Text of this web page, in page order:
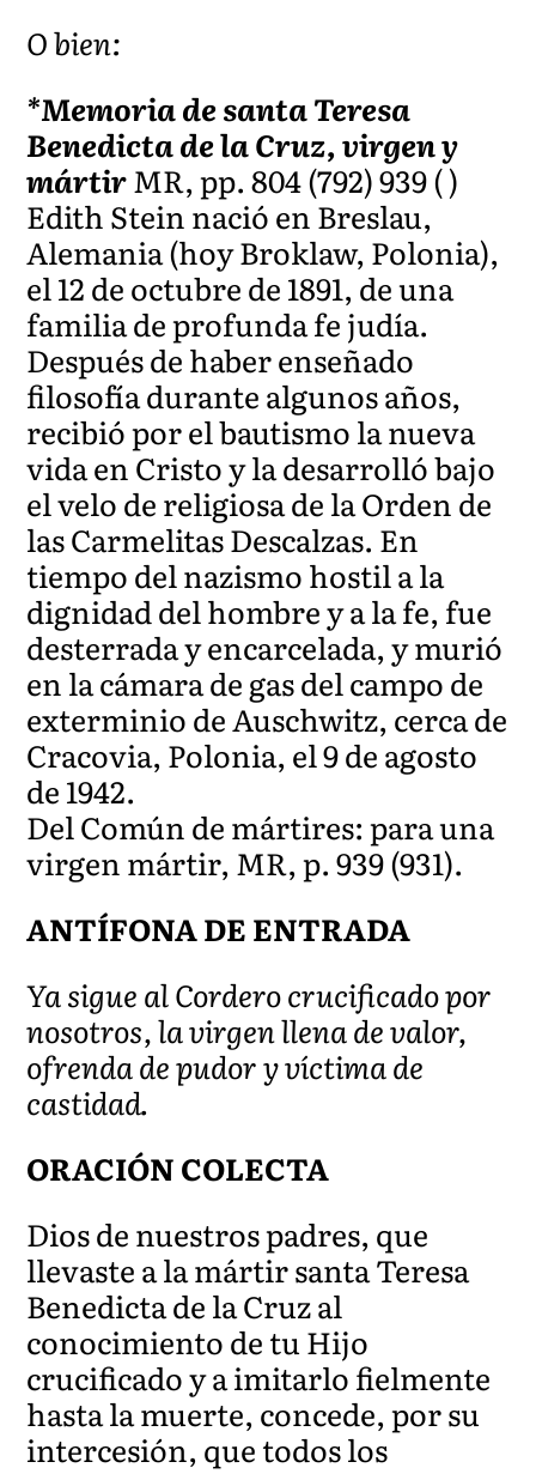
O bien:
*Memoria de santa Teresa
Benedicta de la Cruz, virgen y
mártirMR, pp. 804 (792) 939 ( )
Edith Stein nació en Breslau,
Alemania (hoy Broklaw, Polonia),
el 12 de octubre de 1891, de una
familia de profunda fe judía.
Después de haber enseñado
filosofía durante algunos años,
recibió por el bautismo la nueva
vida en Cristo y la desarrolló bajo
el velo de religiosa de la Orden de
las Carmelitas Descalzas. En
tiempo del nazismo hostil a la
dignidad del hombre y a la fe, fue
desterrada y encarcelada, y murió
en la cámara de gas del campo de
exterminio de Auschwitz, cerca de
Cracovia, Polonia, el 9 de agosto
de 1942.
Del Común de mártires: para una
virgen mártir, MR, p. 939 (931).
ANTÍFONA DE ENTRADA
Ya sigue al Cordero crucificado por
nosotros, la virgen llena de valor,
ofrenda de pudor y víctima de
castidad.
ORACIÓN COLECTA
Dios de nuestros padres, que
llevaste a la mártir santa Teresa
Benedicta de la Cruz al
conocimiento de tu Hijo
crucificado y a imitarlo fielmente
hasta la muerte, concede, por su
intercesión, que todos los